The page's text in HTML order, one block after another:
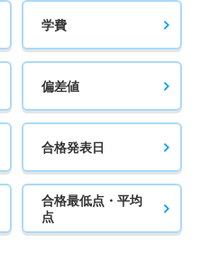
学費
偏差値
合格発表日
合格最低点・平均
点